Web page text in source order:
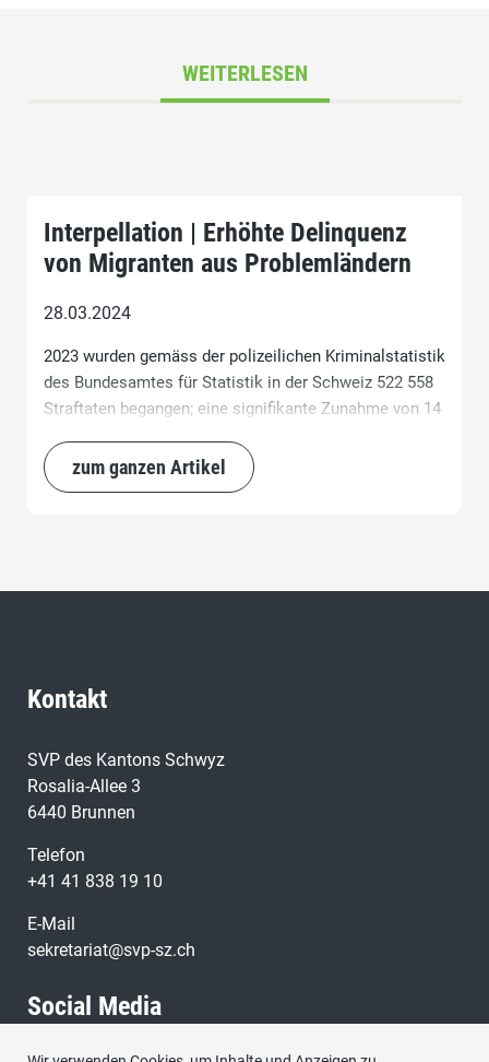
WEITERLESEN
Interpellation | Erhöhte Delinquenz
von Migranten aus Problemländern
28.03.2024
2023 wurden gemäss der polizeilichen Kriminalstatistik
des Bundesamtes für Statistik in der Schweiz 522 558
Straftaten begangen; eine signifikante Zunahme von 14
zum ganzen Artikel
Kontakt
SVP des Kantons Schwyz
Rosalia-Allee 3
6440 Brunnen
Telefon
+41 41 838 19 10
E-Mail
sekretariat@svp-sz.ch
Social Media